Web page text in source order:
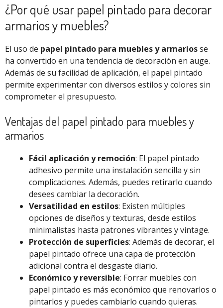
¿Por qué usar papel pintado para decorar
armarios y muebles?
El uso de papel pintado para muebles y armariosse
ha convertido en una tendencia de decoración en auge.
Además de su facilidad de aplicación, el papel pintado
permite experimentar con diversos estilos y colores sin
comprometer el presupuesto.
Ventajas del papel pintado para muebles y
armarios
Fácil aplicación y remoción: El papel pintado
adhesivo permite una instalación sencilla y sin
complicaciones. Además, puedes retirarlo cuando
desees cambiar la decoración.
Versatilidad en estilos: Existen múltiples
opciones de diseños y texturas, desde estilos
minimalistas hasta patrones vibrantes y vintage.
Protección de superficies: Además de decorar, el
papel pintado ofrece una capa de protección
adicional contra el desgaste diario.
Económico y reversible: Forrar muebles con
papel pintado es más económico que renovarlos o
pintarlos y puedes cambiarlo cuando quieras.